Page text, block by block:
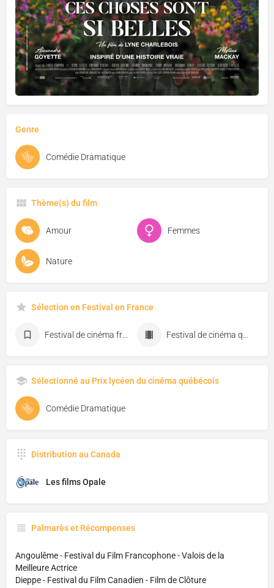
Genre
Comédie Dramatique
Thème(s) du film
Amour Femmes
Nature
Sélection en Festival en France
Festival de cinéma francophone d'Angoulême Festival de cinéma québécois de Biscarosse
Sélectionné au Prix lycéen du cinéma québécois
Comédie Dramatique
Distribution au Canada
Les films Opale
Palmarès et Récompenses
Angoulême - Festival du Film Francophone - Valois de la
Meilleure Actrice
Dieppe - Festival du Film Canadien - Film de Clôture